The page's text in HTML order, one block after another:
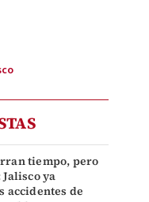
tiempo, pero
ya
accidentes de